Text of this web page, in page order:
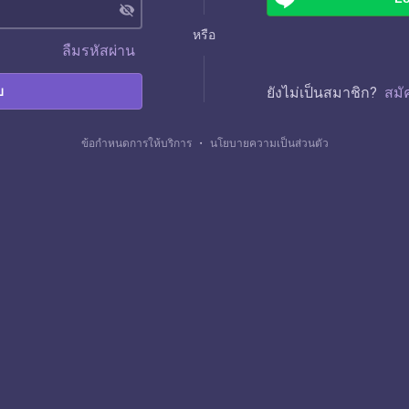
visibility_off
ลืมรหัสผ่าน
หรือ
ยังไม่เป็นสมาชิก? สมั
ข้อกำหนดการให้บริการ ・ นโยบายความเป็นส่วนตัว